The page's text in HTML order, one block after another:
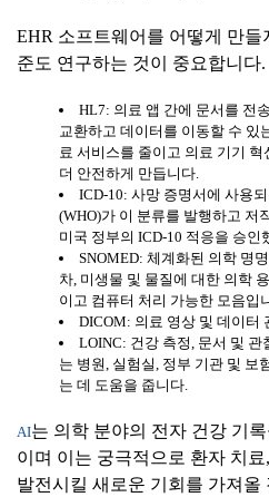
EHR 소프트웨어를 어떻게 만
준도 연구하는 것이 중요합니다.
HL7: 의료 앱 간에 문서를 전
교환하고 데이터를 이동할 수 있
료 서비스를 줄이고 의료 기기
더 안전하게 만듭니다.
ICD-10: 사망 증명서에 사용
(WHO)가 이 분류를 발행하고 저
미국 정부의 ICD-10 적응을 승인
SNOMED: 체계화된 의학 명
차, 미생물 및 물질에 대한 의학
이고 컴퓨터 처리 가능한 모음입
DICOM: 의료 영상 및 데이터
LOINC: 건강 측정, 문서 및
는 병원, 실험실, 정부 기관 및 보
는 데 도움을 줍니다.
AI는 의학 분야의 전자 건강 기
이며 이는 궁극적으로 환자 치
발전시킬 새로운 기회를 가져올